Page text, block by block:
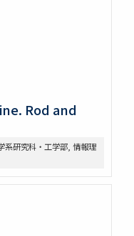
Rod and
系研究科・工学部, 情報理